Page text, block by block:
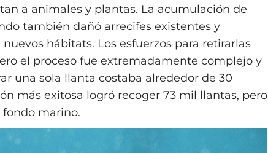
a animales y plantas. La acumulación de
también dañó arrecifes existentes y
hábitats. Los esfuerzos para retirarlas
el proceso fue extremadamente complejo y
una sola llanta costaba alrededor de 30
más exitosa logró recoger 73 mil llantas, pero
marino.